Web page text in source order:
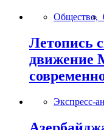
Общество,
Летопись
движение
Экспресс-